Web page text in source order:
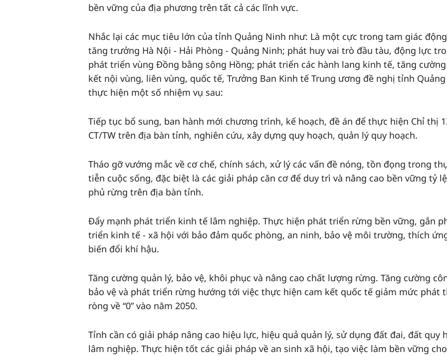
bền vững của địa phương trên tất cả các lĩnh vực.
Nhắc lại các mục tiêu lớn của tỉnh Quảng Ninh như: Là một cực trong tam giác
tăng trưởng Hà Nội - Hải Phòng - Quảng Ninh; phát huy vai trò đầu tàu, động lực
phát triển vùng Đồng bằng sông Hồng; phát triển các hành lang kinh tế, tăng
kết nội vùng, liên vùng, quốc tế, Trưởng Ban Kinh tế Trung ương đề nghị tỉnh
thực hiện một số nhiệm vụ sau:
Tiếp tục bổ sung, ban hành mới chương trình, kế hoạch, đề án để thực hiện Chỉ thị
CT/TW trên địa bàn tỉnh, nghiên cứu, xây dựng quy hoạch, quản lý quy hoạch.
Tháo gỡ vướng mắc về cơ chế, chính sách, xử lý các vấn đề nóng, tồn đọng trong
tiễn cuộc sống, đặc biệt là các giải pháp căn cơ để duy trì và nâng cao bền vững tỷ
phủ rừng trên địa bàn tỉnh.
Đẩy mạnh phát triển kinh tế lâm nghiệp. Thực hiện phát triển rừng bền vững, gắn
triển kinh tế - xã hội với bảo đảm quốc phòng, an ninh, bảo vệ môi trường, thích
biến đổi khí hậu.
Tăng cường quản lý, bảo vệ, khôi phục và nâng cao chất lượng rừng. Tăng cường
bảo vệ và phát triển rừng hướng tới việc thực hiện cam kết quốc tế giảm mức phát
ròng về “0ˮ vào năm 2050.
Tỉnh cần có giải pháp nâng cao hiệu lực, hiệu quả quản lý, sử dụng đất đai, đất quy
lâm nghiệp. Thực hiện tốt các giải pháp về an sinh xã hội, tạo việc làm bền vững cho